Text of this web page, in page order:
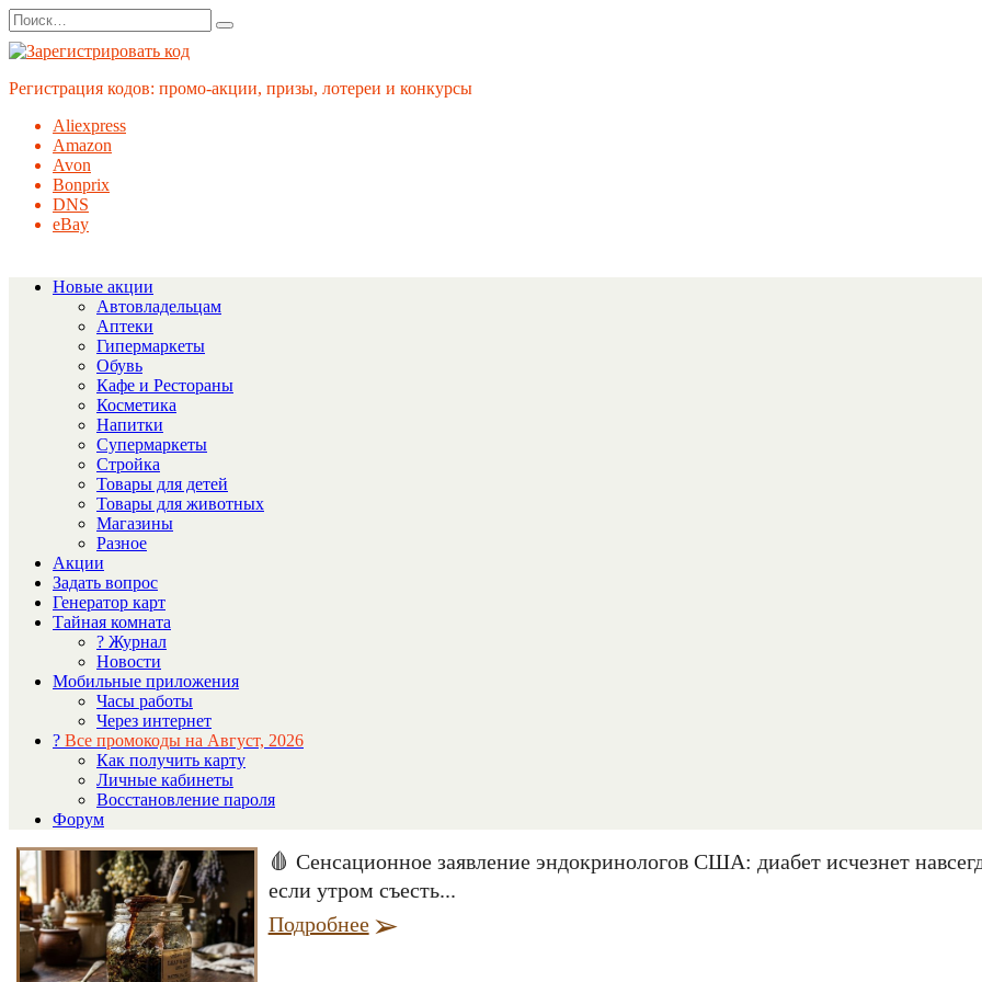
Перейти
к
содержанию
Search
for:
Регистрация кодов: промо-акции, призы, лотереи и конкурсы
Aliexpress
Amazon
Avon
Bonprix
DNS
eBay
Новые акции
Автовладельцам
Аптеки
Гипермаркеты
Обувь
Кафе и Рестораны
Косметика
Напитки
Супермаркеты
Стройка
Товары для детей
Товары для животных
Магазины
Разное
Акции
Задать вопрос
Генератор карт
Тайная комната
? Журнал
Новости
Мобильные приложения
Часы работы
Через интернет
? Все промокоды на Август, 2026
Как получить карту
Личные кабинеты
Восстановление пароля
Форум
🩸 Сенсационное заявление эндокринологов США: диабет исчезнет
если утром съесть...
Подробнее